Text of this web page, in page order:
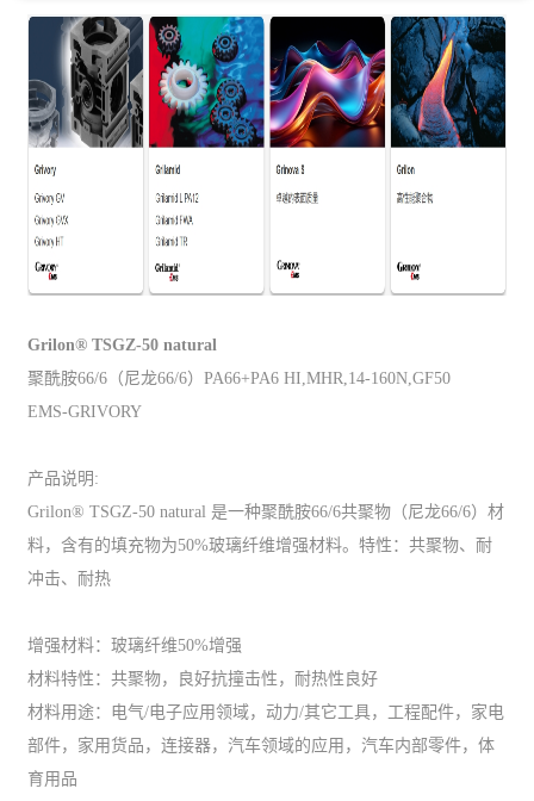
Grilon® TSGZ-50 natural
聚酰胺66/6（尼龙66/6）PA66+PA6 HI,MHR,14-160N,GF50
EMS-GRIVORY
产品说明:
Grilon® TSGZ-50 natural 是一种聚酰胺66/6共聚物（尼龙66/6）材
料，含有的填充物为50%玻璃纤维增强材料。特性：共聚物、耐
冲击、耐热
增强材料：玻璃纤维50%增强
材料特性：共聚物，良好抗撞击性，耐热性良好
材料用途：电气/电子应用领域，动力/其它工具，工程配件，家电
部件，家用货品，连接器，汽车领域的应用，汽车内部零件，体
育用品